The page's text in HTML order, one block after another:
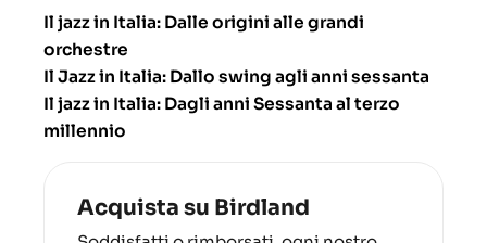
Il jazz in Italia: Dalle origini alle grandi
orchestre
Il Jazz in Italia: Dallo swing agli anni sessanta
Il jazz in Italia: Dagli anni Sessanta al terzo
millennio
Acquista su Birdland